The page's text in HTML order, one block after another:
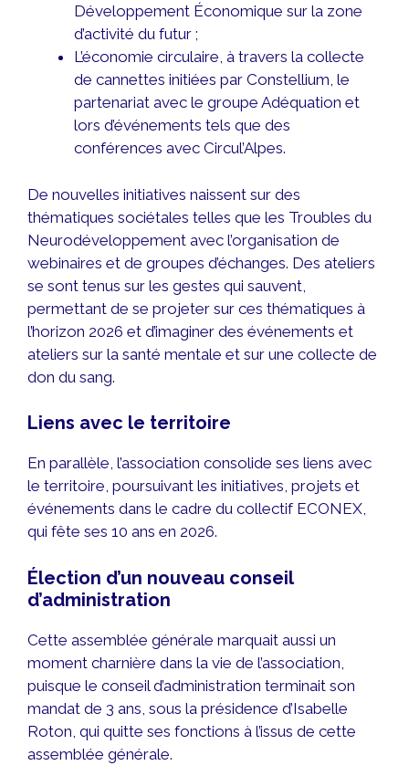
Développement Économique sur la zone
d’activité du futur ;
L’économie circulaire, à travers la collecte
de cannettes initiées par Constellium, le
partenariat avec le groupe Adéquation et
lors d’événements tels que des
conférences avec Circul’Alpes.
De nouvelles initiatives naissent sur des
thématiques sociétales telles que les Troubles du
Neurodéveloppement avec l’organisation de
webinaires et de groupes d’échanges. Des ateliers
se sont tenus sur les gestes qui sauvent,
permettant de se projeter sur ces thématiques à
l’horizon 2026 et d’imaginer des événements et
ateliers sur la santé mentale et sur une collecte de
don du sang.
Liens avec le territoire
En parallèle, l’association consolide ses liens avec
le territoire, poursuivant les initiatives, projets et
événements dans le cadre du collectif ECONEX,
qui fête ses 10 ans en 2026.
Élection d’un nouveau conseil
d’administration
Cette assemblée générale marquait aussi un
moment charnière dans la vie de l’association,
puisque le conseil d’administration terminait son
mandat de 3 ans, sous la présidence d’Isabelle
Roton, qui quitte ses fonctions à l’issus de cette
assemblée générale.